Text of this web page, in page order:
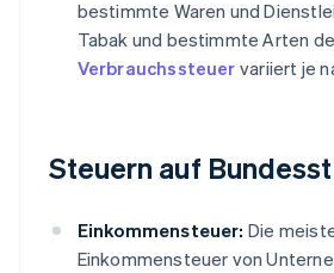
bestimmte Waren und
Tabak und bestimmte Arten
Verbrauchssteuer variiert je
Steuern auf
Einkommensteuer: Die
Einkommensteuer von